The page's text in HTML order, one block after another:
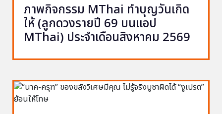
ภาพกิจกรรม MThai ทำบุญวันเกิด
ให้ (ลูกดวงรายปี 69 บนแอป
MThai) ประจำเดือนสิงหาคม 2569